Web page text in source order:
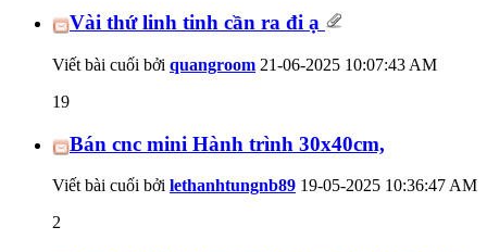
Vài thứ linh tinh cần ra đi ạ
Viết bài cuối bởi quangroom 21-06-2025 10:07:43 AM
19
Bán cnc mini Hành trình 30x40cm,
Viết bài cuối bởi lethanhtungnb89 19-05-2025 10:36:47 AM
2